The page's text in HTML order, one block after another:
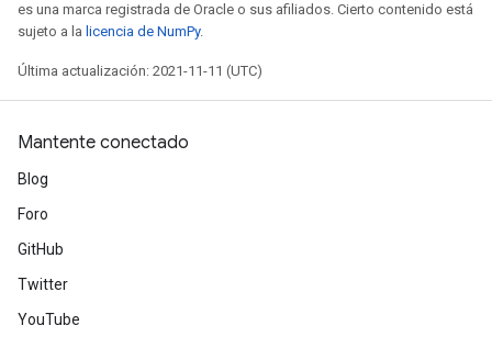
es una marca registrada de Oracle o sus afiliados. Cierto contenido está
sujeto a la licencia de NumPy.
Última actualización: 2021-11-11 (UTC)
Mantente conectado
Blog
Foro
GitHub
Twitter
YouTube